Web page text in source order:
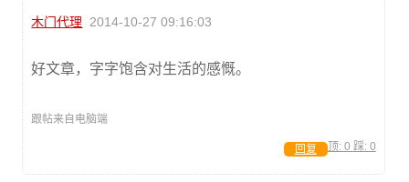
木门代理 2014-10-27 09:16:03
好文章，字字饱含对生活的感慨。
跟帖来自电脑端
顶: 0 踩: 0
回复